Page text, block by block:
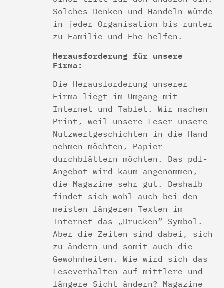
Solches Denken und Handeln würde
in jeder Organisation bis runter
zu Familie und Ehe helfen.
Herausforderung für unsere
Firma:
Die Herausforderung unserer
Firma liegt im Umgang mit
Internet und Tablet. Wir machen
Print, weil unsere Leser unsere
Nutzwertgeschichten in die Hand
nehmen möchten, Papier
durchblättern möchten. Das pdf-
Angebot wird kaum angenommen,
die Magazine sehr gut. Deshalb
findet sich wohl auch bei den
meisten längeren Texten im
Internet das „Drucken“-Symbol.
Aber die Zeiten sind dabei, sich
zu ändern und somit auch die
Gewohnheiten. Wie wird sich das
Leseverhalten auf mittlere und
längere Sicht ändern? Magazine